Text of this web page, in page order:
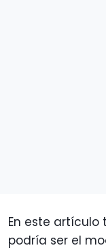
En este
podría ser el